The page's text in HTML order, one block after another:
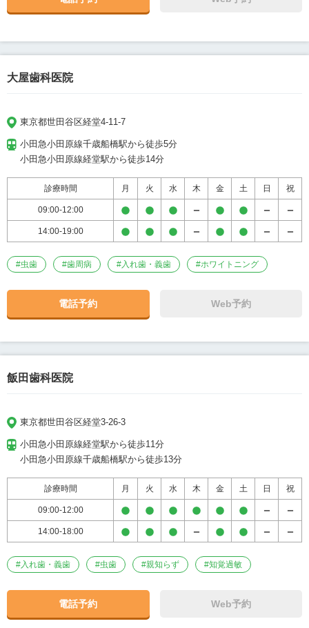
大屋歯科医院
東京都世田谷区経堂4-11-7
小田急小田原線千歳船橋駅から徒歩5分
小田急小田原線経堂駅から徒歩14分
診療時間 月 火 水 木 金 土 日 祝
09:00-12:00
14:00-19:00
#虫歯 #歯周病 #入れ歯・義歯 #ホワイトニング
電話予約 Web予約
飯田歯科医院
東京都世田谷区経堂3-26-3
小田急小田原線経堂駅から徒歩11分
小田急小田原線千歳船橋駅から徒歩13分
診療時間 月 火 水 木 金 土 日 祝
09:00-12:00
14:00-18:00
#入れ歯・義歯 #虫歯 #親知らず #知覚過敏
電話予約 Web予約